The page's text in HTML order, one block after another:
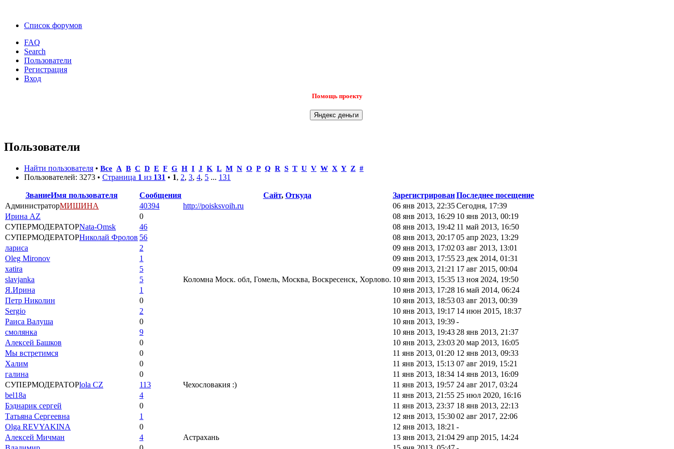
Список форумов
FAQ
Search
Пользователи
Регистрация
Вход
Помощь проекту
Пользователи
Найти пользователя • Все A B C D E F G H I J K L M N O P Q R S T U V W X Y Z #
Пользователей: 3273 • Страница 1 из 131 • 1, 2, 3, 4, 5 ... 131
ЗваниеИмя пользователя Сообщения Сайт, Откуда ЗарегистрированПоследнее посещение
АдминистраторМИШИНА 40394 http://poisksvoih.ru 06 янв 2013, 22:35Сегодня, 17:39
Ирина AZ
0 08 янв 2013, 16:29 10 янв 2013, 00:19
СУПЕРМОДЕРАТОРNata-Omsk 46 08 янв 2013, 19:42 11 май 2013, 16:50
СУПЕРМОДЕРАТОРНиколай Фролов 56 08 янв 2013, 20:1705 апр 2023, 13:29
лариса
2 09 янв 2013, 17:02 03 авг 2013, 13:01
Oleg Mironov
1 09 янв 2013, 17:55 23 дек 2014, 01:31
xatira
5 09 янв 2013, 21:21 17 авг 2015, 00:04
slavjanka
5 Коломна Моск. обл, Гомель, Москва, Воскресенск, Хорлово. 10 янв 2013, 15:35 13 ноя 2024, 19:50
Я.Ирина
1 10 янв 2013, 17:28 16 май 2014, 06:24
Петр Николин
0 10 янв 2013, 18:5303 авг 2013, 00:39
Sergio
2 10 янв 2013, 19:17 14 июн 2015, 18:37
Раиса Валуша
0 10 янв 2013, 19:39-
смолянка
9 10 янв 2013, 19:43 28 янв 2013, 21:37
Алексей Башков
0 10 янв 2013, 23:03 20 мар 2013, 16:05
Мы встретимся
0 11 янв 2013, 01:20 12 янв 2013, 09:33
Халим
0 11 янв 2013, 15:13 07 авг 2019, 15:21
галина
0 11 янв 2013, 18:34 14 янв 2013, 16:09
СУПЕРМОДЕРАТОРlola CZ 113 Чехословакия :) 11 янв 2013, 19:57 24 авг 2017, 03:24
bel18a
4 11 янв 2013, 21:55 25 июл 2020, 16:16
Бэднарик сергей
0 11 янв 2013, 23:37 18 янв 2013, 22:13
Татьяна Сергеевна
1 12 янв 2013, 15:3002 авг 2017, 22:06
Olga REVYAKINA
0 12 янв 2013, 18:21 -
Алексей Мичман
4 Астрахань 13 янв 2013, 21:04 29 апр 2015, 14:24